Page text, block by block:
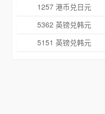
1257 港币兑日元
5362 英镑兑韩元
5151 英镑兑韩元